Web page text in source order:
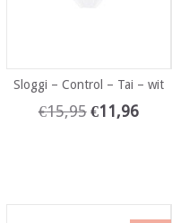
Sloggi – Control – Tai – wit
€15,95 €11,96